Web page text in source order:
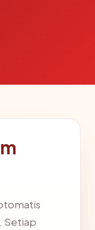
. Setiap